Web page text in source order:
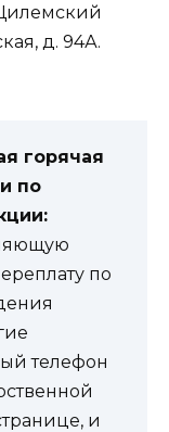
д. 94А.
горячая
по
по
телефон
и